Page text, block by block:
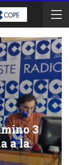
3
a la